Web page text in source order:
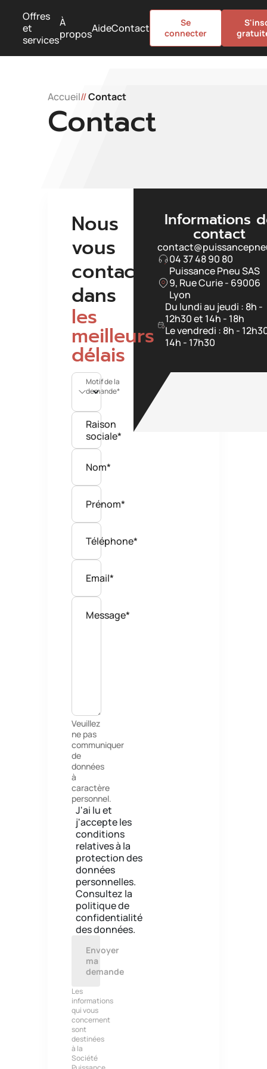
Offres
et
services
À
proposAideContact
Se
connecter
Accueil//Contact
Contact
Nous
vous
contacterons
dans
les
meilleurs
délais
Motif de la
demande*
Raison
sociale*
Nom*
Prénom*
Téléphone*
Email*
Message*
Veuillez
ne pas
communiquer
de
données
à
caractère
personnel.
J'ai lu et
j'accepte les
conditions
relatives à la
protection des
données
personnelles.
Consultez la
politique de
confidentialité
des données.
Envoyer
ma
demande
Les
informations
qui vous
concernent
sont
destinées
à la
Société
Informations
contact
04 37 48 90 80
Puissance Pneu SAS
9, Rue Curie - 69006
Lyon
Du lundi au jeudi : 8h -
12h30 et 14h - 18h
Le vendredi : 8h -
14h - 17h30